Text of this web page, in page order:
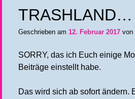
TRASHLAND…
Geschrieben am 12. Februar 2017 von
SORRY, das ich Euch einige
Beiträge einstellt habe.
Das wird sich ab sofort ändern.